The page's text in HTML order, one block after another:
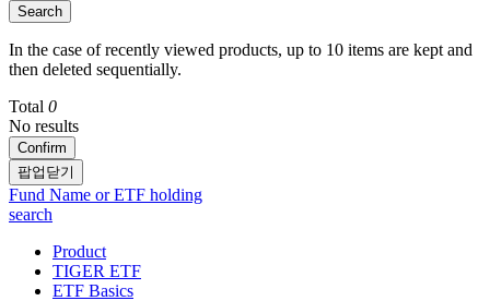
Search
In the case of recently viewed products, up to 10 items are kept and
then deleted sequentially.
Total 0
No results
Confirm
팝업닫기
Fund Name or ETF holding
search
Product
TIGER ETF
ETF Basics